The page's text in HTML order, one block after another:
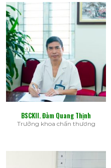
BSCKII. Đàm Quang Thịnh
Trưởng khoa chấn thương